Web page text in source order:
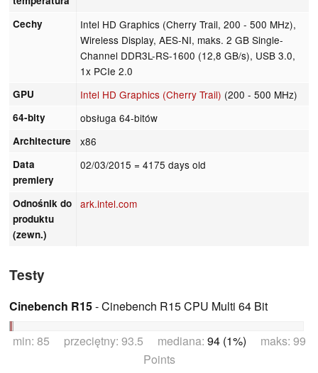
Cechy
Intel HD Graphics (Cherry Trail, 200 - 500 MHz),
Wireless Display, AES-NI, maks. 2 GB Single-
Channel DDR3L-RS-1600 (12,8 GB/s), USB 3.0,
1x PCIe 2.0
GPU Intel HD Graphics (Cherry Trail) (200 - 500 MHz)
64-bity obsługa 64-bitów
Architecture x86
Data
premiery
02/03/2015 = 4175 days old
Odnośnik do
produktu
(zewn.)
ark.intel.com
Testy
Cinebench R15- Cinebench R15 CPU Multi 64 Bit
min: 85 przeciętny: 93.5 mediana: 94 (1%) maks: 99
Points